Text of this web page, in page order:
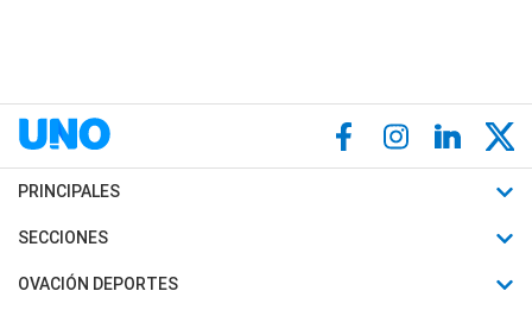
PRINCIPALES
Últimas Noticias
Política
SECCIONES
Horóscopo
OVACIÓN DEPORTES